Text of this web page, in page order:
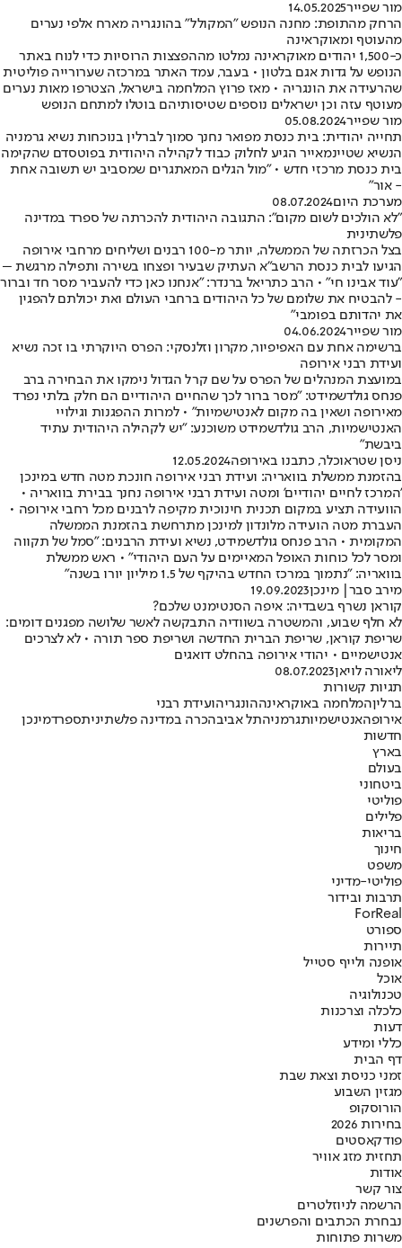
מור שפייר14.05.2025
הרחק מהתופת: מחנה הנופש "המקולל" בהונגריה מארח אלפי נערים
מהעוטף ומאוקראינה
כ-1,500 יהודים מאוקראינה נמלטו מההפצצות הרוסיות כדי לנוח באתר
הנופש על גדות אגם בלטון • בעבר, עמד האתר במרכזה שערורייה פוליטית
שהרעידה את הונגריה • מאז פרוץ המלחמה בישראל, הצטרפו מאות נערים
מעוטף עזה וכן ישראלים נוספים שטיסותיהם בוטלו למתחם הנופש
מור שפייר05.08.2024
תחייה יהודית: בית כנסת מפואר נחנך סמוך לברלין בנוכחות נשיא גרמניה
הנשיא שטיינמאייר הגיע לחלוק כבוד לקהילה היהודית בפוטסדם שהקימה
בית כנסת מרכזי חדש • "מול הגלים המאתגרים שמסביב יש תשובה אחת
- אור"
מערכת היום08.07.2024
"לא הולכים לשום מקום": התגובה היהודית להכרתה של ספרד במדינה
פלשתינית
בצל הכרזתה של הממשלה, יותר מ-100 רבנים ושליחים מרחבי אירופה
הגיעו לבית כנסת הרשב"א העתיק שבעיר ופצחו בשירה ותפילה מרגשת –
"עוד אבינו חי" • הרב כתריאל ברנדר: "אנחנו כאן כדי להעביר מסר חד וברור
- להבטיח את שלומם של כל היהודים ברחבי העולם ואת יכולתם להפגין
את יהדותם בפומבי"
מור שפייר04.06.2024
ברשימה אחת עם האפיפיור, מקרון וזלנסקי: הפרס היוקרתי בו זכה נשיא
ועידת רבני אירופה
במועצת המנהלים של הפרס על שם קרל הגדול נימקו את הבחירה ברב
פנחס גולדשמידט: "מסר ברור לכך שהחיים היהודיים הם חלק בלתי נפרד
מאירופה ושאין בה מקום לאנטישמיות" • למרות ההפגנות וגילויי
האנטישמיות, הרב גולדשמידט משוכנע: "יש לקהילה היהודית עתיד
ביבשת"
ניסן שטראוכלר, כתבנו באירופה12.05.2024
בהזמנת ממשלת בוואריה: ועידת רבני אירופה חונכת מטה חדש במינכן
'המרכז לחיים יהודיים' ומטה ועידת רבני אירופה נחנך בבירת בוואריה •
הוועידה תציע במקום תכנית חינוכית מקיפה לרבנים מכל רחבי אירופה •
העברת מטה הועידה מלונדון למינכן מתרחשת בהזמנת הממשלה
המקומית • הרב פנחס גולדשמידט, נשיא ועידת הרבנים: "סמל של תקווה
ומסר לכל כוחות האופל המאיימים על העם היהודי" • ראש ממשלת
בוואריה: "נתמוך במרכז החדש בהיקף של 1.5 מיליון יורו בשנה"
מירב סבר | מינכן19.09.2023
קוראן נשרף בשבדיה: איפה הסנטימנט שלכם?
לא חלף שבוע, והמשטרה בשוודיה התבקשה לאשר שלושה מפגנים דומים:
שריפת קוראן, שריפת הברית החדשה ושריפת ספר תורה • לא לצרכים
אנטישמיים • יהודי אירופה בהחלט דואגים
ליאורה לויאן08.07.2023
תגיות קשורות
ברליןהמלחמה באוקראינההונגריהועידת רבני
אירופהאנטישמיותגרמניהתל אביבהכרה במדינה פלשתיניתספרדמינכן
חדשות
בארץ
בעולם
ביטחוני
פוליטי
פלילים
בריאות
חינוך
משפט
פוליטי-מדיני
תרבות ובידור
ForReal
ספורט
תיירות
אופנה ולייף סטייל
אוכל
טכנולוגיה
כלכלה וצרכנות
דעות
כללי ומידע
דף הבית
זמני כניסת וצאת שבת
מגזין השבוע
הורוסקופ
בחירות 2026
פודקאסטים
תחזית מזג אוויר
אודות
צור קשר
הרשמה לניוזלטרים
נבחרת הכתבים והפרשנים
משרות פתוחות